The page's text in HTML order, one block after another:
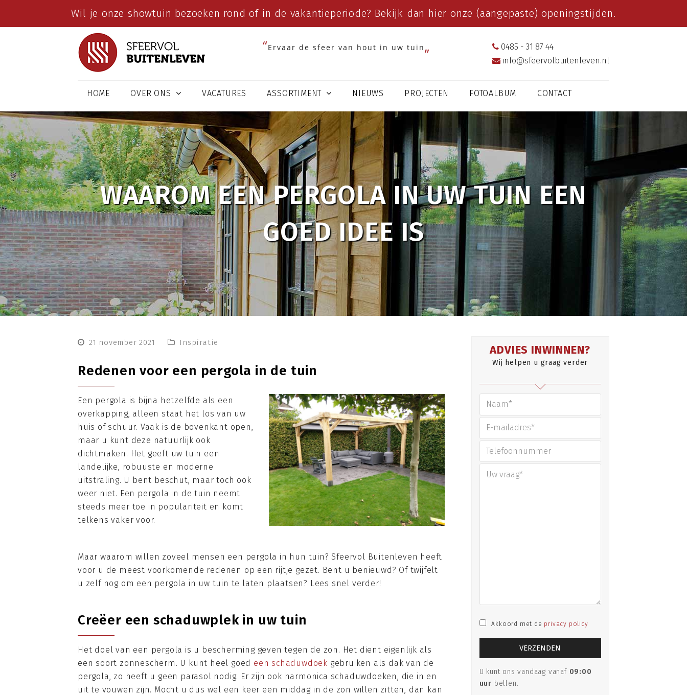
Wil je onze showtuin bezoeken rond of in de vakantieperiode? Bekijk dan hier onze (aangepaste) openingstijden.
Ervaar de sfeer van hout in uw tuin
0485 - 31 87 44
info@sfeervolbuitenleven.nl
HOME OVER ONS VACATURES ASSORTIMENT NIEUWS PROJECTEN FOTOALBUM CONTACT
WAAROM EEN PERGOLA IN UW TUIN EEN
GOED IDEE IS
21 november 2021 Inspiratie
Redenen voor een pergola in de tuin
Een pergola is bijna hetzelfde als een
overkapping, alleen staat het los van uw
huis of schuur. Vaak is de bovenkant open,
maar u kunt deze natuurlijk ook
dichtmaken. Het geeft uw tuin een
landelijke, robuuste en moderne
uitstraling. U bent beschut, maar toch ook
weer niet. Een pergola in de tuin neemt
steeds meer toe in populariteit en komt
telkens vaker voor.
Maar waarom willen zoveel mensen een pergola in hun tuin? Sfeervol Buitenleven heeft
voor u de meest voorkomende redenen op een rijtje gezet. Bent u benieuwd? Of twijfelt
u zelf nog om een pergola in uw tuin te laten plaatsen? Lees snel verder!
Creëer een schaduwplek in uw tuin
Het doel van een pergola is u bescherming geven tegen de zon. Het dient eigenlijk als
een soort zonnescherm. U kunt heel goed een schaduwdoek gebruiken als dak van de
pergola, zo heeft u geen parasol nodig. Er zijn ook harmonica schaduwdoeken, die in en
uit te vouwen zijn. Mocht u dus wel een keer een middag in de zon willen zitten, dan kan
ADVIES INWINNEN?
Wij helpen u graag verder
Akkoord met de privacy policy
U kunt ons vandaag vanaf 09:00
uur bellen.